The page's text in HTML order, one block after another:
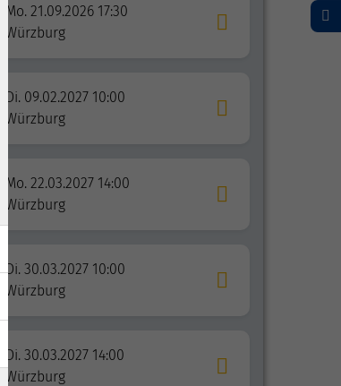
Mo. 21.09.2026 17:30
Würzburg
Di. 09.02.2027 10:00
Würzburg
Mo. 22.03.2027 14:00
Würzburg
Di. 30.03.2027 10:00
Würzburg
Di. 30.03.2027 14:00
Würzburg